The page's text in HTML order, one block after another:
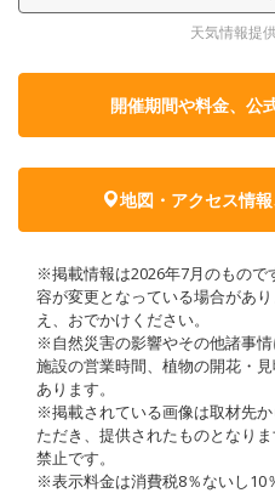
天気情報提
開催期間や料金、公
地図・アクセス情
※掲載情報は2026年7月のもので
容が変更となっている場合があ
え、おでかけください。
※自然災害の影響やその他諸事情
施設の営業時間、植物の開花・
あります。
※掲載されている画像は取材先
ただき、提供されたものとなり
禁止です。
※表示料金は消費税8％ないし10